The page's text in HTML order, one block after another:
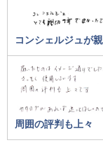
コンシェルジュが
周囲の評判も上々